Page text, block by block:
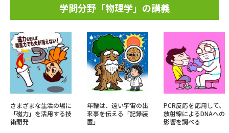
学問分野「物理学」の講義
さまざまな生活の場に
「磁力」を活用する技
術開発
年輪は、遠い宇宙の出
来事を伝える「記録装
置」
PCR反応を応用して、
放射線によるDNAへの
影響を調べる